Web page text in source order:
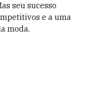
seu sucesso
e a uma
moda.